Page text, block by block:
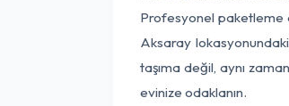
Profesyonel paketleme
Aksaray
taşıma değil, aynı
evinize odaklanın.